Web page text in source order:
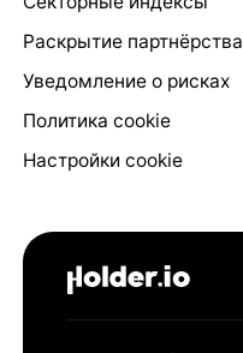
Раскрытие партнёрства
Уведомление о рисках
Политика cookie
Настройки cookie